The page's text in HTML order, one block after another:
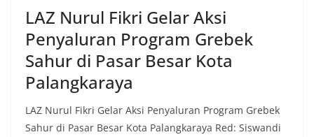
LAZ Nurul Fikri Gelar Aksi
Penyaluran Program Grebek
Sahur di Pasar Besar Kota
Palangkaraya
LAZ Nurul Fikri Gelar Aksi Penyaluran Program Grebek
Sahur di Pasar Besar Kota Palangkaraya Red: Siswandi